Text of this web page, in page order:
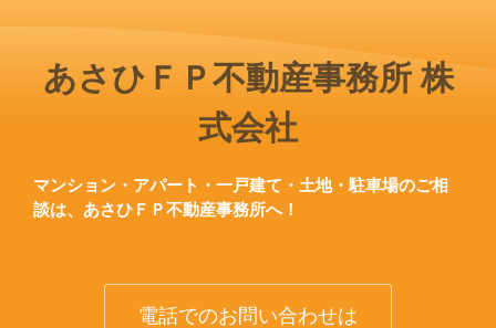
あさひＦＰ不動産事務所 株
式会社
マンション・アパート・一戸建て・土地・駐車場のご相
談は、あさひＦＰ不動産事務所へ！
電話でのお問い合わせは